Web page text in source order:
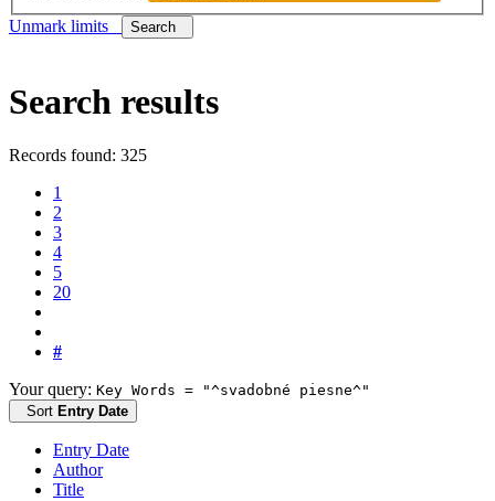
Unmark limits
Search
Search results
Records found: 325
1
2
3
4
5
20
#
Your query: Key Words = "^svadobné piesne^"
Sort Entry Date
Entry Date
Author
Title